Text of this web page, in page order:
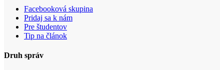
Facebooková skupina
Pridaj sa k nám
Pre študentov
Tip na článok
Druh správ